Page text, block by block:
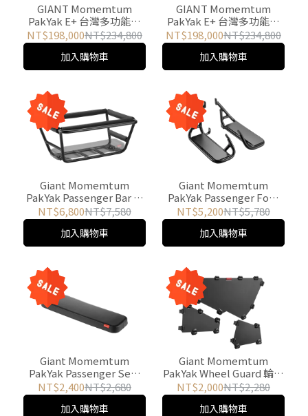
GIANT Momemtum
PakYak E+ 台灣多功能電
動輔助自行車 (黃)
NT$198,000NT$234,800
加入購物車
GIANT Momemtum
PakYak E+ 台灣多功能電
動輔助自行車 (黑)
NT$198,000NT$234,800
加入購物車
Giant Momemtum
PakYak Passenger Bar 扶
手
NT$6,800NT$7,580
加入購物車
Giant Momemtum
PakYak Passenger Foot
Rest 乘客踏板
NT$5,200NT$5,780
加入購物車
Giant Momemtum
PakYak Passenger Seat
Pad 座墊
NT$2,400NT$2,680
加入購物車
Giant Momemtum
PakYak Wheel Guard 輪框
護板
NT$2,000NT$2,280
加入購物車